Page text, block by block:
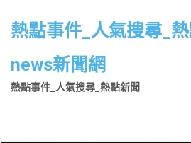
熱點事件_人氣搜尋_
news新聞網
熱點事件_人氣搜尋_熱點新聞